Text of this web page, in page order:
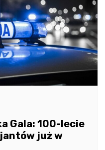
Gala: 100-lecie
już w